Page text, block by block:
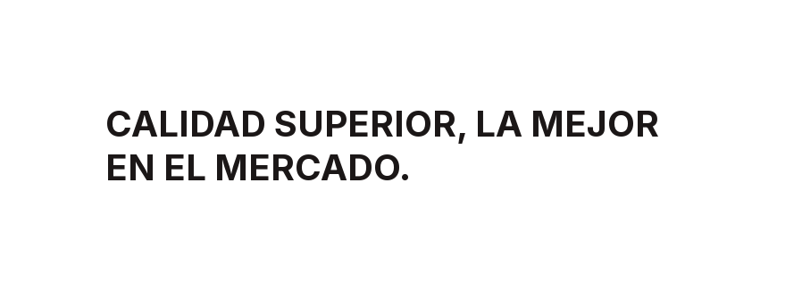
CALIDAD SUPERIOR, LA MEJOR
EN EL MERCADO.